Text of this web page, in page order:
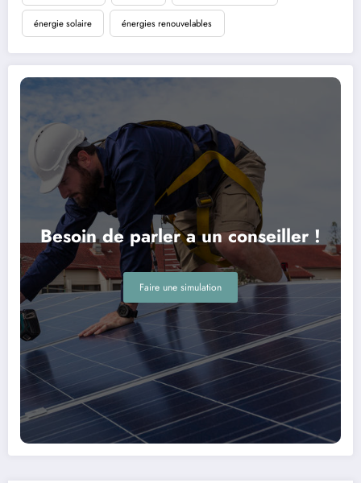
énergie solaire énergies renouvelables
Besoin de parler a un conseiller !
Faire une simulation